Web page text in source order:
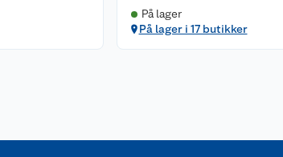
På lager
På lager i 17 butikker